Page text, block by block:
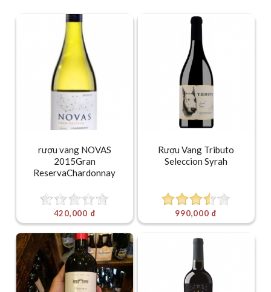
rượu vang NOVAS
2015Gran
ReservaChardonnay
420,000 đ
Rượu Vang Tributo
Seleccion Syrah
990,000 đ